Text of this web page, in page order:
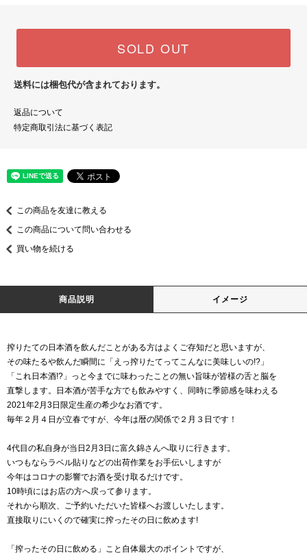
SOLD OUT
送料には梱包代が含まれております。
返品について
特定商取引法に基づく表記
この商品を友達に教える
この商品について問い合わせる
買い物を続ける
商品説明 イメージ
搾りたての日本酒を飲んだことがある方はよくご存知だと思いますが、
その味たるや飲んだ瞬間に「えっ搾りたてってこんなに美味しいの!?」
「これ日本酒!?」っと今までに味わったことの無い旨味が皆様の舌と脳を
直撃します。日本酒が苦手な方でも飲みやすく、同時に季節感を味わえる
2021年2月3日限定生産の希少なお酒です。
毎年２月４日が立春ですが、今年は暦の関係で２月３日です！
4代目の私自身が当日2月3日に富久錦さんへ取りに行きます。
いつもならラベル貼りなどの出荷作業をお手伝いしますが
今年はコロナの影響でお酒を受け取るだけです。
10時頃にはお店の方へ戻って参ります。
それから順次、ご予約いただいた皆様へお渡しいたします。
直接取りにいくので確実に搾ったその日に飲めます!
「搾ったその日に飲める」こと自体最大のポイントですが、